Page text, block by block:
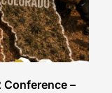
Conference –